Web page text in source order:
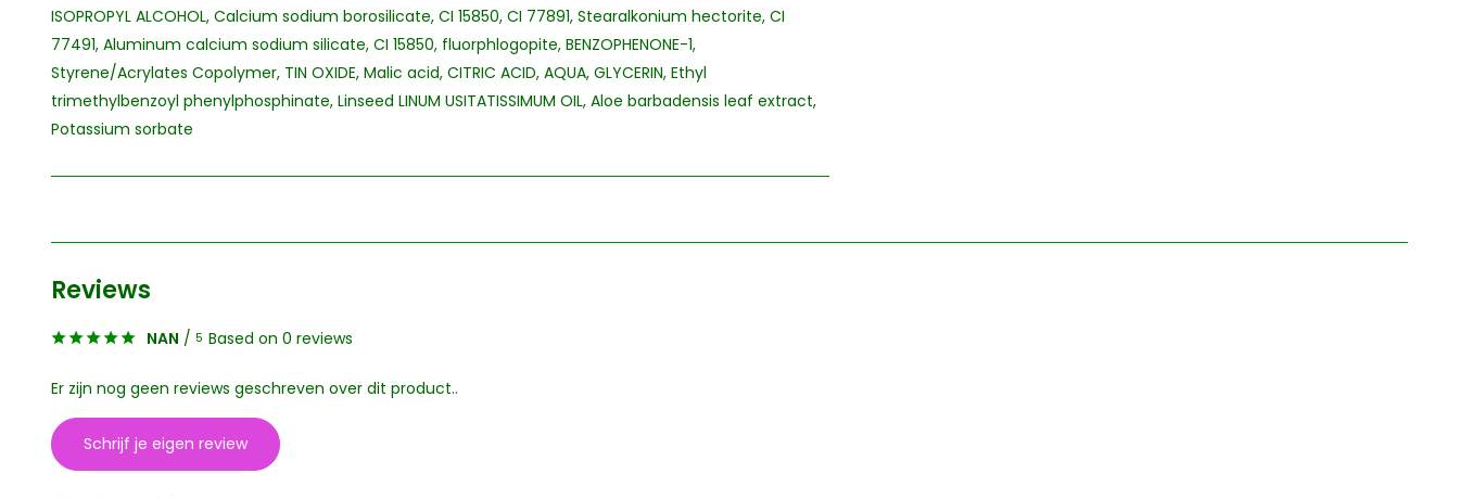
ISOPROPYL ALCOHOL, Calcium sodium borosilicate, CI 15850, CI 77891, Stearalkonium hectorite, CI
77491, Aluminum calcium sodium silicate, CI 15850, fluorphlogopite, BENZOPHENONE-1,
Styrene/Acrylates Copolymer, TIN OXIDE, Malic acid, CITRIC ACID, AQUA, GLYCERIN, Ethyl
trimethylbenzoyl phenylphosphinate, Linseed LINUM USITATISSIMUM OIL, Aloe barbadensis leaf extract,
Potassium sorbate
Reviews
NAN / 5 Based on 0 reviews
Er zijn nog geen reviews geschreven over dit product..
Schrijf je eigen review